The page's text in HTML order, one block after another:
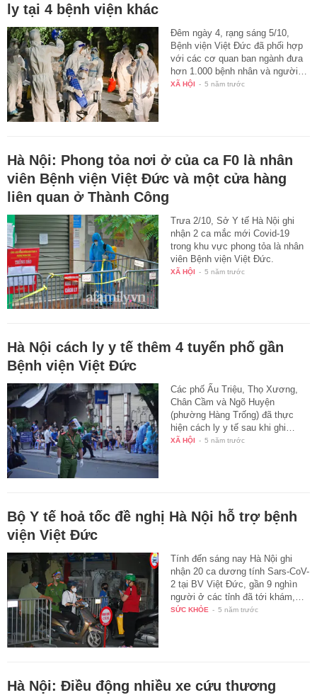
ly tại 4 bệnh viện khác
Đêm ngày 4, rạng sáng 5/10,
Bệnh viện Việt Đức đã phối hợp
với các cơ quan ban ngành đưa
hơn 1.000 bệnh nhân và người…
XÃ HỘI - 5 năm trước
Hà Nội: Phong tỏa nơi ở của ca F0 là nhân
viên Bệnh viện Việt Đức và một cửa hàng
liên quan ở Thành Công
Trưa 2/10, Sở Y tế Hà Nội ghi
nhận 2 ca mắc mới Covid-19
trong khu vực phong tỏa là nhân
viên Bệnh viện Việt Đức.
XÃ HỘI - 5 năm trước
Hà Nội cách ly y tế thêm 4 tuyến phố gần
Bệnh viện Việt Đức
Các phố Ấu Triệu, Thọ Xương,
Chân Cầm và Ngõ Huyện
(phường Hàng Trống) đã thực
hiện cách ly y tế sau khi ghi…
XÃ HỘI - 5 năm trước
Bộ Y tế hoả tốc đề nghị Hà Nội hỗ trợ bệnh
viện Việt Đức
Tính đến sáng nay Hà Nội ghi
nhận 20 ca dương tính Sars-CoV-
2 tại BV Việt Đức, gần 9 nghìn
người ở các tỉnh đã tới khám,…
SỨC KHỎE - 5 năm trước
Hà Nội: Điều động nhiều xe cứu thương